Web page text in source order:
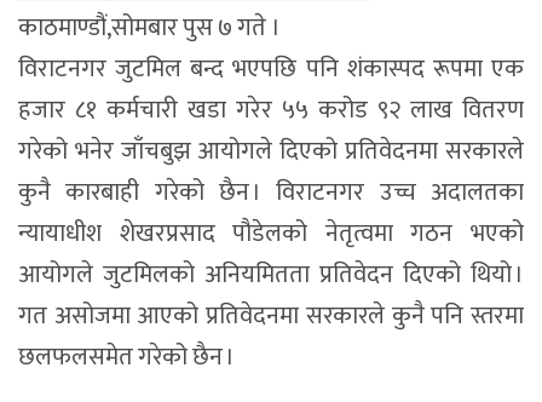
काठमाण्डौं,सोमबार पुस ७ गते ।
विराटनगर जुटमिल बन्द भएपछि पनि शंकास्पद रूपमा एक
हजार ८१ कर्मचारी खडा गरेर ५५ करोड ९२ लाख वितरण
गरेको भनेर जाँचबुझ आयोगले दिएको प्रतिवेदनमा सरकारले
कुनै कारबाही गरेको छैन । विराटनगर उच्च अदालतका
न्यायाधीश शेखरप्रसाद पौडेलको नेतृत्वमा गठन भएको
आयोगले जुटमिलको अनियमितता प्रतिवेदन दिएको थियो ।
गत असोजमा आएको प्रतिवेदनमा सरकारले कुनै पनि स्तरमा
छलफलसमेत गरेको छैन ।